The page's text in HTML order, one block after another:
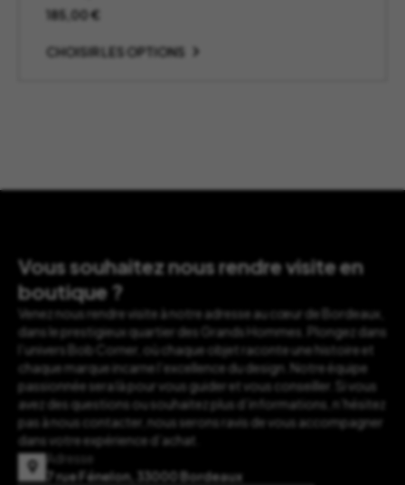
185,00€
CHOISIR LES OPTIONS
Vous souhaitez nous rendre visite en
boutique ?
Venez nous rendre visite à notre adresse au cœur de Bordeaux,
dans le prestigieux quartier des Grands Hommes. Plongez dans
l’univers Bob Corner, où chaque objet raconte une histoire et
chaque marque incarne l’excellence du design. Notre équipe
passionnée sera là pour vous guider et vous conseiller. Si vous
avez des questions ou souhaitez plus d’informations, n’hésitez
pas à nous contacter, nous serons ravis de vous accompagner
dans votre expérience d’achat.
Adresse
7 rue Fénelon, 33000 Bordeaux